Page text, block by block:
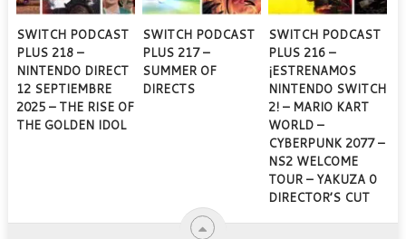
SWITCH PODCAST
PLUS 218 –
NINTENDO DIRECT
12 SEPTIEMBRE
2025 – THE RISE OF
THE GOLDEN IDOL
SWITCH PODCAST
PLUS 217 –
SUMMER OF
DIRECTS
SWITCH PODCAST
PLUS 216 –
¡ESTRENAMOS
NINTENDO SWITCH
2! – MARIO KART
WORLD –
CYBERPUNK 2077 –
NS2 WELCOME
TOUR – YAKUZA 0
DIRECTOR’S CUT